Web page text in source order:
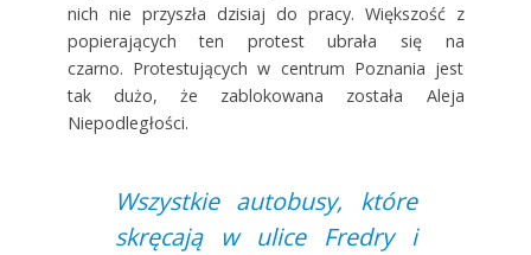
nich nie przyszła dzisiaj do pracy. Większość z
popierających ten protest ubrała się na
czarno. Protestujących w centrum Poznania jest
tak dużo, że zablokowana została Aleja
Niepodległości.
Wszystkie autobusy, które
skręcają w ulice Fredry i